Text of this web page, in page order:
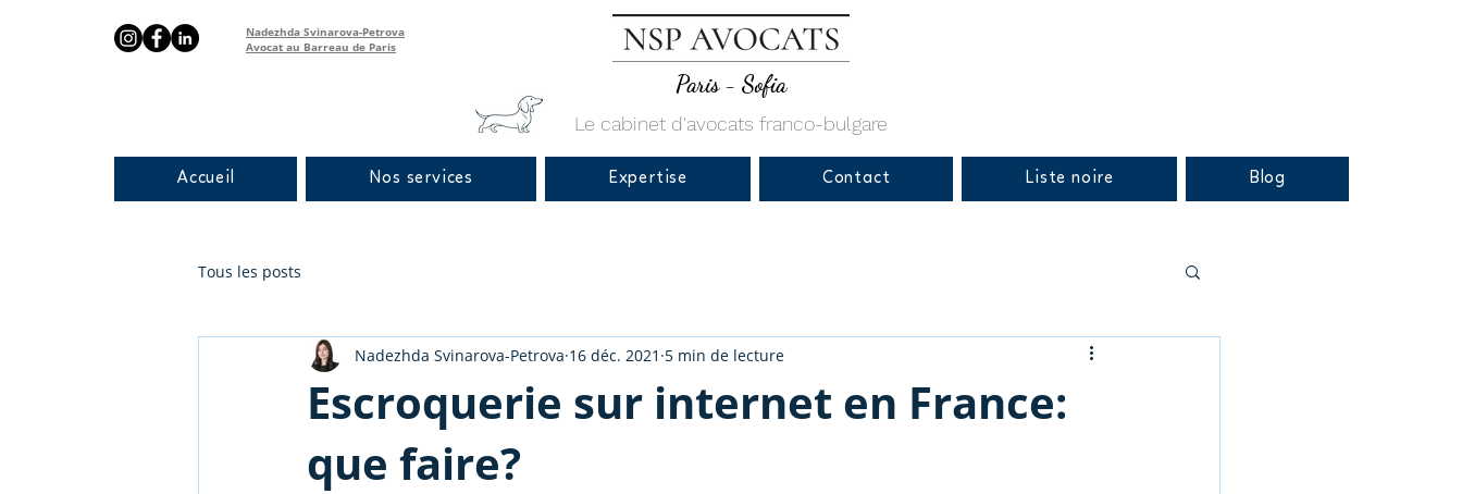
Nadezhda Svinarova-Petrova
Avocat au Barreau de Paris
Paris - Sofia
Le cabinet d'avocats franco-bulgare
Accueil Nos services Expertise Contact Liste noire Blog
Tous les posts
Escroquerie sur internet en France:
que faire?
Nadezhda Svinarova-Petrova 16 déc. 2021 5 min de lecture